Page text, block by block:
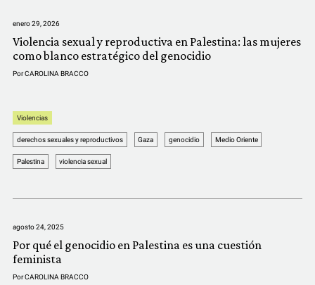
REDACCIÓN ABIERTA
PRODUCTOS
COMUNIDAD
enero 29, 2026
Violencia sexual y reproductiva en Palestina: las mujeres
como blanco estratégico del genocidio
PorCAROLINA BRACCO
Violencias
derechos sexuales y reproductivos Gaza genocidio Medio Oriente
Palestina violencia sexual
agosto 24, 2025
Por qué el genocidio en Palestina es una cuestión
feminista
PorCAROLINA BRACCO